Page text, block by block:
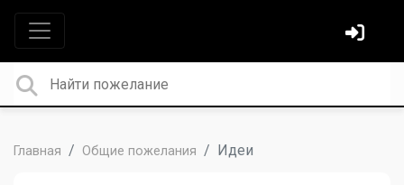
Главная Общие пожелания Идеи